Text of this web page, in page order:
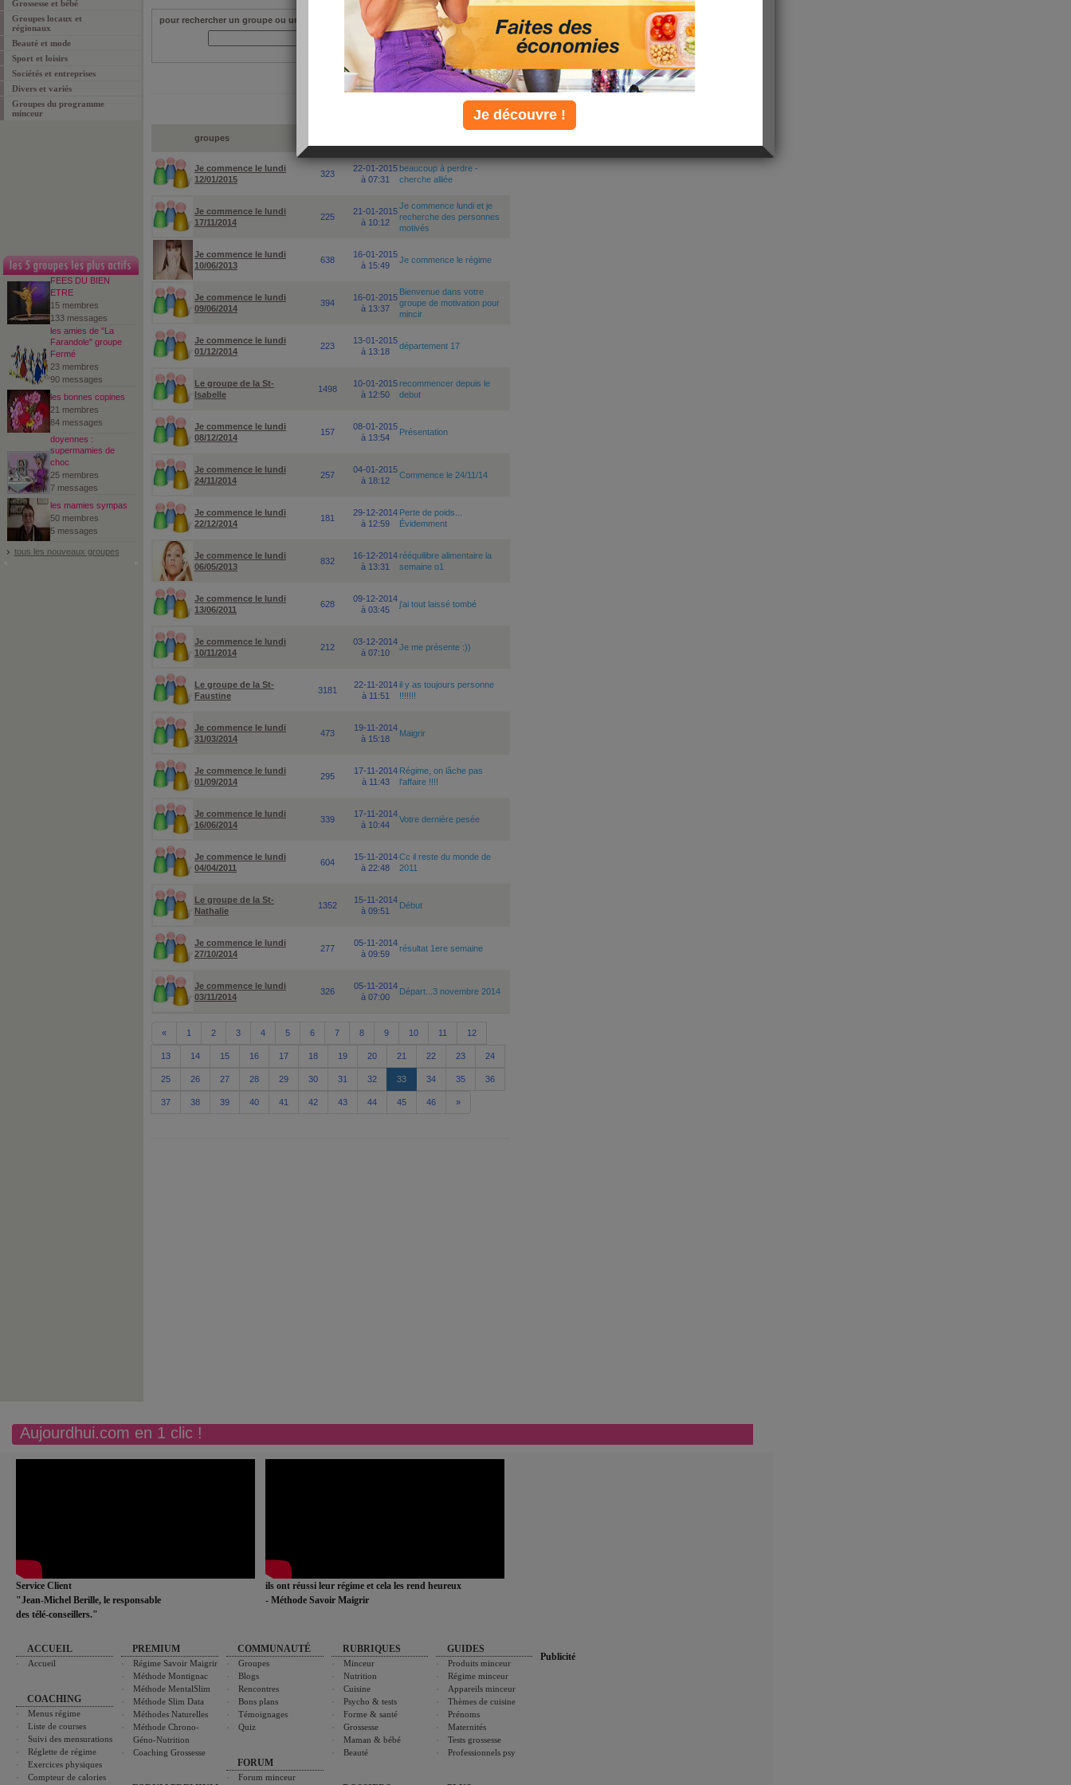
Grossesse et bébé
Groupes locaux et
régionaux
Beauté et mode
Sport et loisirs
Sociétés et entreprises
Divers et variés
Groupes du programme
minceur
FEES DU BIEN
ETRE
15 membres
133 messages
les amies de "La
Farandole" groupe
Fermé
23 membres
90 messages
les bonnes copines
21 membres
84 messages
doyennes :
supermamies de
choc
25 membres
7 messages
les mamies sympas
50 membres
5 messages
tous les nouveaux groupes
pour rechercher un groupe ou un sujet particulier :
groupes
Je commence le lundi
12/01/2015
323
22-01-2015
à 07:31
beaucoup à perdre -
cherche alliée
Je commence le lundi
17/11/2014
225
21-01-2015
à 10:12
Je commence lundi et je
recherche des personnes
motivés
Je commence le lundi
10/06/2013
638
16-01-2015
à 15:49
Je commence le régime
Je commence le lundi
09/06/2014
394
16-01-2015
à 13:37
Bienvenue dans votre
groupe de motivation pour
mincir
Je commence le lundi
01/12/2014
223
13-01-2015
à 13:18
département 17
Le groupe de la St-
Isabelle
1498
10-01-2015
à 12:50
recommencer depuis le
debut
Je commence le lundi
08/12/2014
157
08-01-2015
à 13:54
Présentation
Je commence le lundi
24/11/2014
257
04-01-2015
à 18:12
Commence le 24/11/14
Je commence le lundi
22/12/2014
181
29-12-2014
à 12:59
Perte de poids...
Évidemment
Je commence le lundi
06/05/2013
832
16-12-2014
à 13:31
rééquilibre alimentaire la
semaine o1
Je commence le lundi
13/06/2011
628
09-12-2014
à 03:45
j'ai tout laissé tombé
Je commence le lundi
10/11/2014
212
03-12-2014
à 07:10
Je me présente :))
Le groupe de la St-
Faustine
3181
22-11-2014
à 11:51
il y as toujours personne
!!!!!!!
Je commence le lundi
31/03/2014
473
19-11-2014
à 15:18
Maigrir
Je commence le lundi
01/09/2014
295
17-11-2014
à 11:43
Régime, on lâche pas
l'affaire !!!!
Je commence le lundi
16/06/2014
339
17-11-2014
à 10:44
Votre dernière pesée
Je commence le lundi
04/04/2011
604
15-11-2014
à 22:48
Cc il reste du monde de
2011
Le groupe de la St-
Nathalie
1352
15-11-2014
à 09:51
Début
Je commence le lundi
27/10/2014
277
05-11-2014
à 09:59
résultat 1ere semaine
Je commence le lundi
03/11/2014
326
05-11-2014
à 07:00
Départ...3 novembre 2014
« 1 2 3 4 5 6 7 8 9 10 11 12
13 14 15 16 17 18 19 20 21 22 23 24
25 26 27 28 29 30 31 32 33 34 35 36
37 38 39 40 41 42 43 44 45 46 »
Aujourdhui.com en 1 clic !
Service Client
"Jean-Michel Berille, le responsable
des télé-conseillers."
ils ont réussi leur régime et cela les rend heureux
- Méthode Savoir Maigrir
ACCUEIL
Accueil
COACHING
Menus régime
Liste de courses
Suivi des mensurations
Réglette de régime
Exercices physiques
Compteur de calories
PREMIUM
Régime Savoir Maigrir
Méthode Montignac
Méthode MentalSlim
Méthode Slim Data
Méthodes Naturelles
Méthode Chrono-
Géno-Nutrition
Coaching Grossesse
COMMUNAUTÉ
Groupes
Blogs
Rencontres
Bons plans
Témoignages
Quiz
FORUM
Forum minceur
RUBRIQUES
Minceur
Nutrition
Cuisine
Psycho & tests
Forme & santé
Grossesse
Maman & bébé
Beauté
GUIDES
Produits minceur
Régime minceur
Appareils minceur
Thèmes de cuisine
Prénoms
Maternités
Tests grossesse
Professionnels psy
Publicité
Je découvre !